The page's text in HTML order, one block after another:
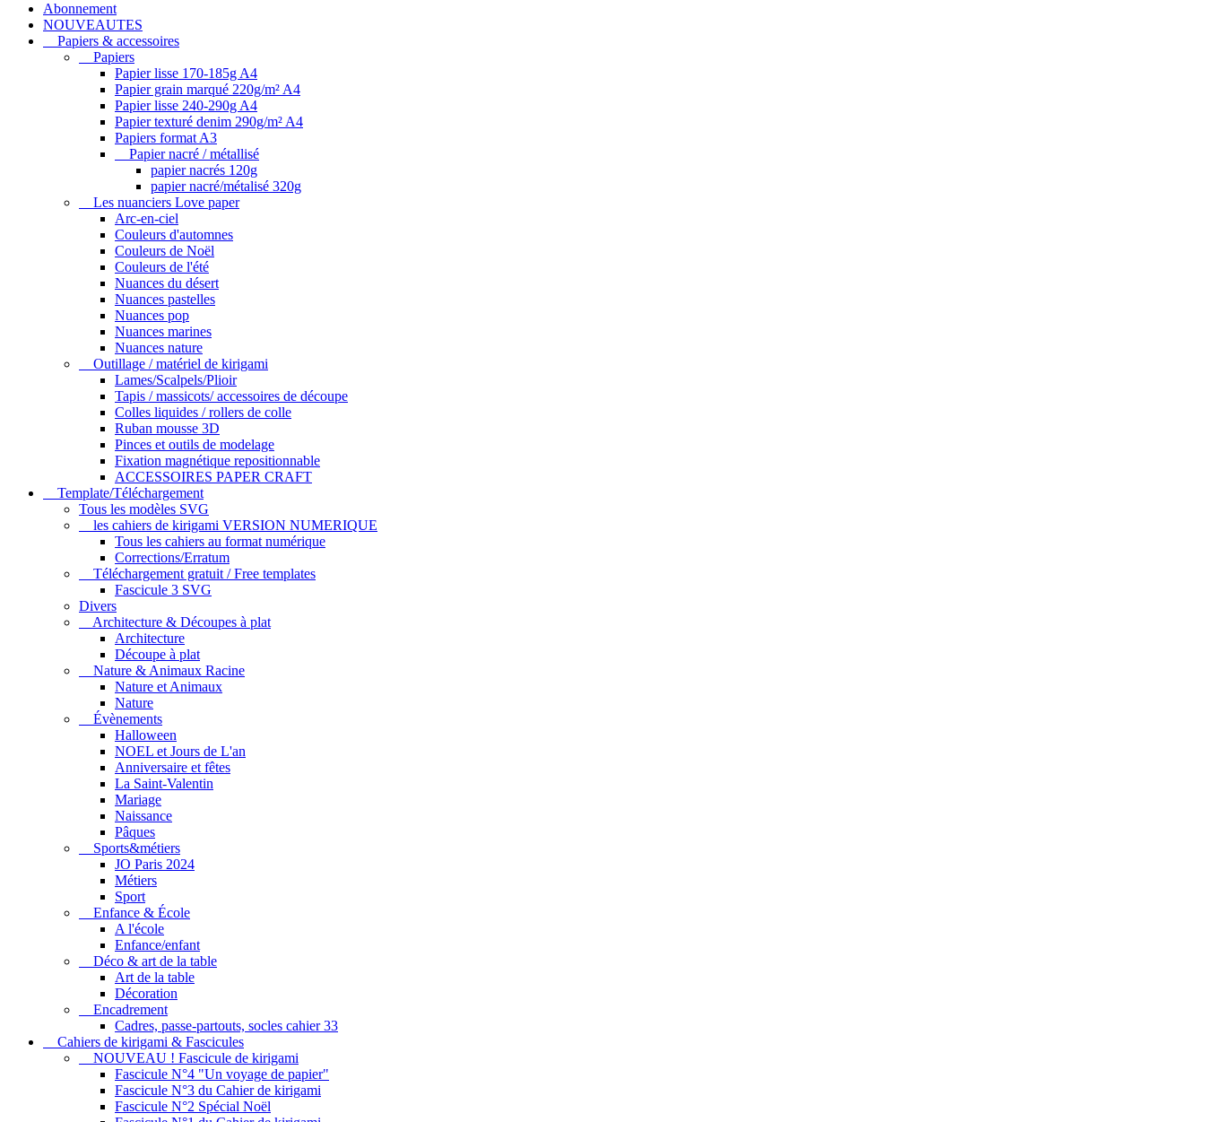
Abonnement
NOUVEAUTES
Papiers & accessoires
Papiers
Papier lisse 170-185g A4
Papier grain marqué 220g/m² A4
Papier lisse 240-290g A4
Papier texturé denim 290g/m² A4
Papiers format A3
Papier nacré / métallisé
papier nacrés 120g
papier nacré/métalisé 320g
Les nuanciers Love paper
Arc-en-ciel
Couleurs d'automnes
Couleurs de Noël
Couleurs de l'été
Nuances du désert
Nuances pastelles
Nuances pop
Nuances marines
Nuances nature
Outillage / matériel de kirigami
Lames/Scalpels/Plioir
Tapis / massicots/ accessoires de découpe
Colles liquides / rollers de colle
Ruban mousse 3D
Pinces et outils de modelage
Fixation magnétique repositionnable
ACCESSOIRES PAPER CRAFT
Template/Téléchargement
Tous les modèles SVG
les cahiers de kirigami VERSION NUMERIQUE
Tous les cahiers au format numérique
Corrections/Erratum
Téléchargement gratuit / Free templates
Fascicule 3 SVG
Divers
Architecture & Découpes à plat
Architecture
Découpe à plat
Nature & Animaux Racine
Nature et Animaux
Nature
Évènements
Halloween
NOEL et Jours de L'an
Anniversaire et fêtes
La Saint-Valentin
Mariage
Naissance
Pâques
Sports&métiers
JO Paris 2024
Métiers
Sport
Enfance & École
A l'école
Enfance/enfant
Déco & art de la table
Art de la table
Décoration
Encadrement
Cadres, passe-partouts, socles cahier 33
Cahiers de kirigami & Fascicules
NOUVEAU ! Fascicule de kirigami
Fascicule N°4 "Un voyage de papier"
Fascicule N°3 du Cahier de kirigami
Fascicule N°2 Spécial Noël